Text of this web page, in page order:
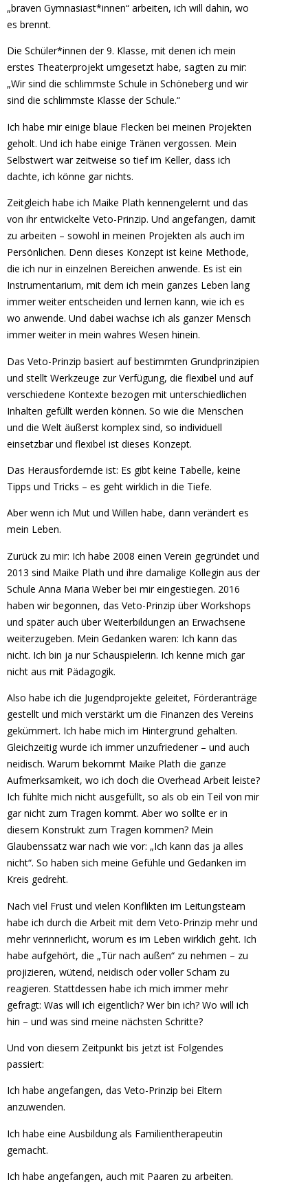
„braven Gymnasiast*innen“ arbeiten, ich will dahin, wo
es brennt.
Die Schüler*innen der 9. Klasse, mit denen ich mein
erstes Theaterprojekt umgesetzt habe, sagten zu mir:
„Wir sind die schlimmste Schule in Schöneberg und wir
sind die schlimmste Klasse der Schule.“
Ich habe mir einige blaue Flecken bei meinen Projekten
geholt. Und ich habe einige Tränen vergossen. Mein
Selbstwert war zeitweise so tief im Keller, dass ich
dachte, ich könne gar nichts.
Zeitgleich habe ich Maike Plath kennengelernt und das
von ihr entwickelte Veto-Prinzip. Und angefangen, damit
zu arbeiten – sowohl in meinen Projekten als auch im
Persönlichen. Denn dieses Konzept ist keine Methode,
die ich nur in einzelnen Bereichen anwende. Es ist ein
Instrumentarium, mit dem ich mein ganzes Leben lang
immer weiter entscheiden und lernen kann, wie ich es
wo anwende. Und dabei wachse ich als ganzer Mensch
immer weiter in mein wahres Wesen hinein.
Das Veto-Prinzip basiert auf bestimmten Grundprinzipien
und stellt Werkzeuge zur Verfügung, die flexibel und auf
verschiedene Kontexte bezogen mit unterschiedlichen
Inhalten gefüllt werden können. So wie die Menschen
und die Welt äußerst komplex sind, so individuell
einsetzbar und flexibel ist dieses Konzept.
Das Herausfordernde ist: Es gibt keine Tabelle, keine
Tipps und Tricks – es geht wirklich in die Tiefe.
Aber wenn ich Mut und Willen habe, dann verändert es
mein Leben.
Zurück zu mir: Ich habe 2008 einen Verein gegründet und
2013 sind Maike Plath und ihre damalige Kollegin aus der
Schule Anna Maria Weber bei mir eingestiegen. 2016
haben wir begonnen, das Veto-Prinzip über Workshops
und später auch über Weiterbildungen an Erwachsene
weiterzugeben. Mein Gedanken waren: Ich kann das
nicht. Ich bin ja nur Schauspielerin. Ich kenne mich gar
nicht aus mit Pädagogik.
Also habe ich die Jugendprojekte geleitet, Förderanträge
gestellt und mich verstärkt um die Finanzen des Vereins
gekümmert. Ich habe mich im Hintergrund gehalten.
Gleichzeitig wurde ich immer unzufriedener – und auch
neidisch. Warum bekommt Maike Plath die ganze
Aufmerksamkeit, wo ich doch die Overhead Arbeit leiste?
Ich fühlte mich nicht ausgefüllt, so als ob ein Teil von mir
gar nicht zum Tragen kommt. Aber wo sollte er in
diesem Konstrukt zum Tragen kommen? Mein
Glaubenssatz war nach wie vor: „Ich kann das ja alles
nicht“. So haben sich meine Gefühle und Gedanken im
Kreis gedreht.
Nach viel Frust und vielen Konflikten im Leitungsteam
habe ich durch die Arbeit mit dem Veto-Prinzip mehr und
mehr verinnerlicht, worum es im Leben wirklich geht. Ich
habe aufgehört, die „Tür nach außen“ zu nehmen – zu
projizieren, wütend, neidisch oder voller Scham zu
reagieren. Stattdessen habe ich mich immer mehr
gefragt: Was will ich eigentlich? Wer bin ich? Wo will ich
hin – und was sind meine nächsten Schritte?
Und von diesem Zeitpunkt bis jetzt ist Folgendes
passiert:
Ich habe angefangen, das Veto-Prinzip bei Eltern
anzuwenden.
Ich habe eine Ausbildung als Familientherapeutin
gemacht.
Ich habe angefangen, auch mit Paaren zu arbeiten.